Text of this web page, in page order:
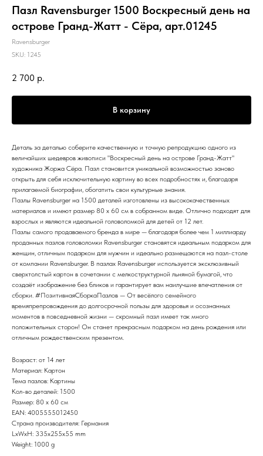
Пазл Ravensburger 1500 Воскресный день на
острове Гранд-Жатт - Сёра, арт.01245
Ravensburger
SKU: 1245
2 700 р.
В корзину
Деталь за деталью соберите качественную и точную репродукцию одного из
величайших шедевров живописи "Воскресный день на острове Гранд-Жатт"
художника Жоржа Сёра. Пазл становится уникальной возможностью заново
открыть для себя исключительную картину во всех подробностях и, благодаря
прилагаемой биографии, обогатить свои культурные знания.
Пазлы Ravensburger на 1500 деталей изготовлены из высококачественных
материалов и имеют размер 80 x 60 см в собранном виде. Отлично подходят для
взрослых и являются идеальной головоломкой для детей от 12 лет.
Пазлы самого продаваемого бренда в мире — благодаря более чем 1 миллиарду
проданных пазлов головоломки Ravensburger становятся идеальным подарком для
женщин, отличным подарком для мужчин и идеально размещаются на пазл-столе
от компании Ravensburger. В пазлах Ravensburger используется эксклюзивный
сверхтолстый картон в сочетании с мелкоструктурной льняной бумагой, что
создаёт изображение без бликов и гарантирует вам наилучшие впечатления от
сборки. #ПозитивнаяСборкаПазлов — От весёлого семейного
времяпрепровождения до долгосрочной пользы для здоровья и осознанных
моментов в повседневной жизни — скромный пазл имеет так много
положительных сторон! Он станет прекрасным подарком на день рождения или
отличным рождественским презентом.
Возраст: от 14 лет
Материал: Картон
Тема пазлов: Картины
Кол-во деталей: 1500
Размер: 80 x 60 см
EAN: 4005555012450
Страна производителя: Германия
LxWxH: 335x255x55 mm
Weight: 1000 g